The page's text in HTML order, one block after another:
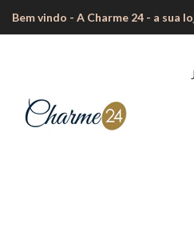
Bem vindo - A Charme 24 - a sua